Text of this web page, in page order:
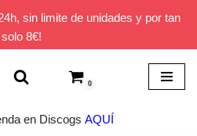
sin limite de unidades y por tan
solo 8€!
0
en Discogs AQUÍ